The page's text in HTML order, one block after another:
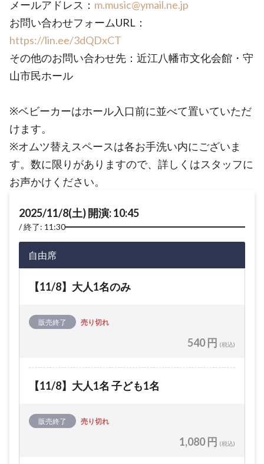
メールアドレス： m.music@ymail.ne.jp
お問い合わせフォームURL：
https://lin.ee/3dQDxCT
その他のお問い合わせ先：近江八幡市文化会館・守
山市民ホール
※ベビーカーはホール入口前に並べて置いていただ
けます。
※オムツ替えスペースは各お手洗い内にございま
す。数に限りがありますので、詳しくはスタッフに
お声かけください。
2025/11/8(土) 開演: 10:45
終了: 11:30
自由席
【11/8】大人1名のみ
販売終了 売り切れ
540 円 (税込)
【11/8】大人1名 子ども1名
販売終了 売り切れ
1,080 円 (税込)